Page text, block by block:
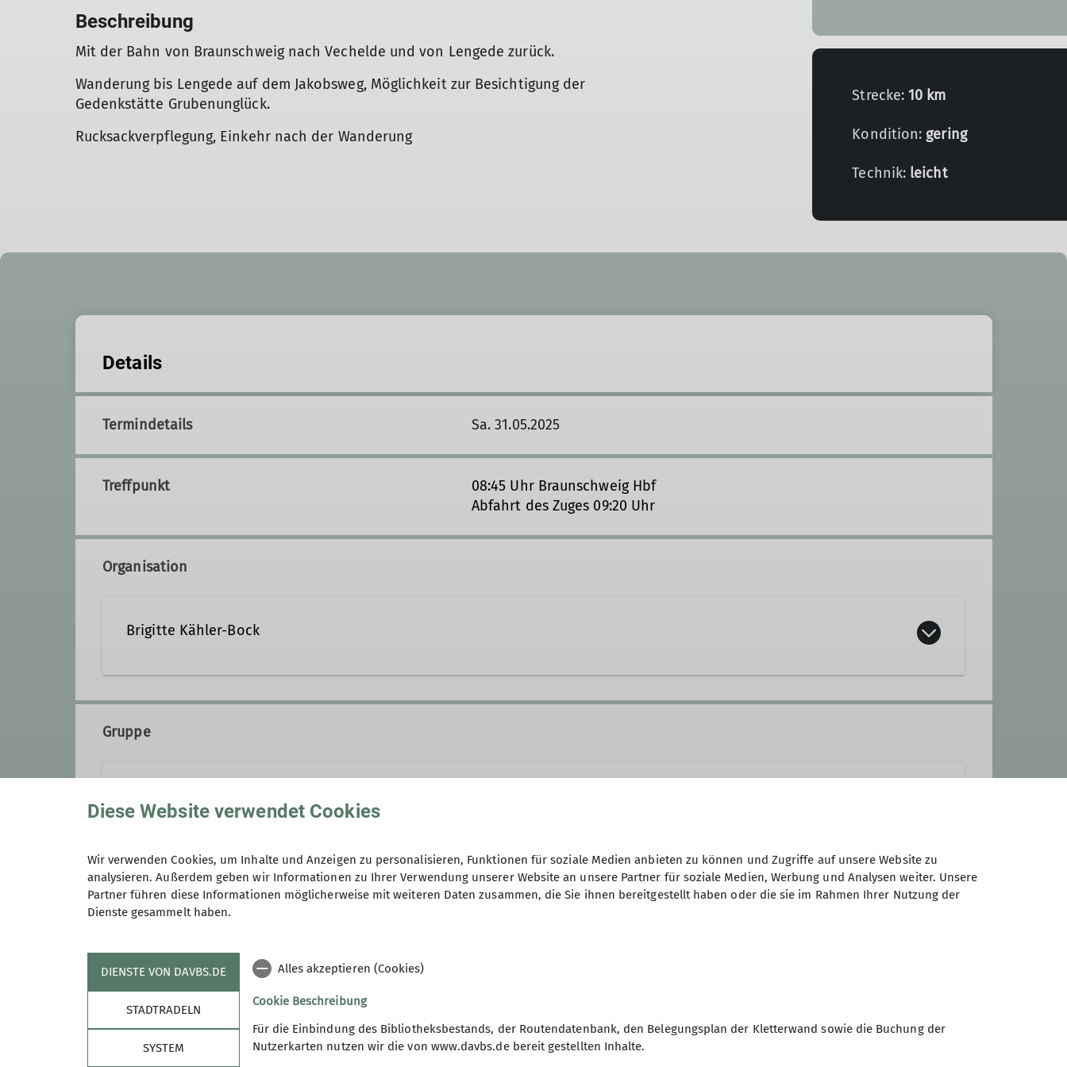
Beschreibung
Mit der Bahn von Braunschweig nach Vechelde und von Lengede zurück.
Wanderung bis Lengede auf dem Jakobsweg, Möglichkeit zur Besichtigung der
Gedenkstätte Grubenunglück.
Rucksackverpflegung, Einkehr nach der Wanderung
Strecke:10 km
Kondition: gering
Technik: leicht
Details
Termindetails Sa. 31.05.2025
Treffpunkt
08:45 Uhr Braunschweig Hbf
Abfahrt des Zuges 09:20 Uhr
Organisation
Brigitte Kähler-Bock
Gruppe
Gemeinsam wandern wir in der Region und verpflegen uns unterwegs mit unserem eigenen Proviant. Gäste, die uns
kennen lernen möchten, sind herzlich willkommen! Alle wandern auf ihr eigenes Risiko mit.
Bei allen Wanderungen treffen wir uns 15 Minuten vor Abfahrt.
Sektion
Mitglied werden
Informationskanäle Alpenverein
Deutschen Alpenvereins e.V.
Diese Website verwendet Cookies
Wir verwenden Cookies, um Inhalte und Anzeigen zu personalisieren, Funktionen für soziale Medien anbieten zu können und Zugriffe auf unsere Website zu
analysieren. Außerdem geben wir Informationen zu Ihrer Verwendung unserer Website an unsere Partner für soziale Medien, Werbung und Analysen weiter. Unsere
Partner führen diese Informationen möglicherweise mit weiteren Daten zusammen, die Sie ihnen bereitgestellt haben oder die sie im Rahmen Ihrer Nutzung der
Dienste gesammelt haben.
DIENSTE VON DAVBS.DE
STADTRADELN
SYSTEM
Alles akzeptieren (Cookies)
Cookie Beschreibung
Für die Einbindung des Bibliotheksbestands, der Routendatenbank, den Belegungsplan der Kletterwand sowie die Buchung der
Nutzerkarten nutzen wir die von www.davbs.de bereit gestellten Inhalte.